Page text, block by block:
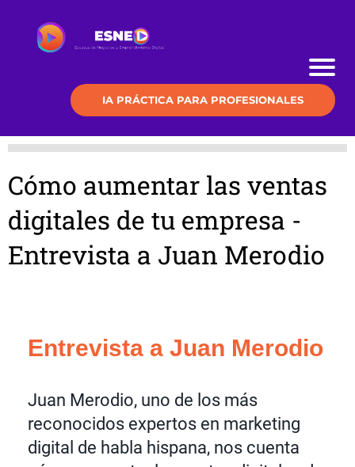
IA PRÁCTICA PARA PROFESIONALES
Cómo aumentar las ventas
digitales de tu empresa -
Entrevista a Juan Merodio
Entrevista a Juan Merodio
Juan Merodio, uno de los más
reconocidos expertos en marketing
digital de habla hispana, nos cuenta